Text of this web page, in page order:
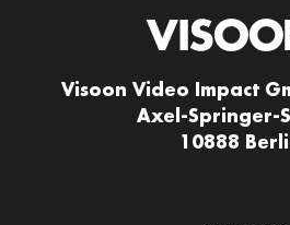
Visoon Video Impact
Axel-Springer-
10888